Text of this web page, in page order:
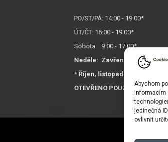
Abychom
informacím
jedinečná
ovlivnit
PO/ST/PÁ: 14:00 - 19:00*
ÚT/ČT: 16:00 - 19:00*
Sobota: 9:00 - 17:00*
Neděle: Zavřeno
* Říjen, listopad a prosinec
OTEVŘENO POUZE
PO/ST/